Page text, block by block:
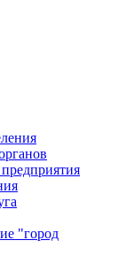
"город